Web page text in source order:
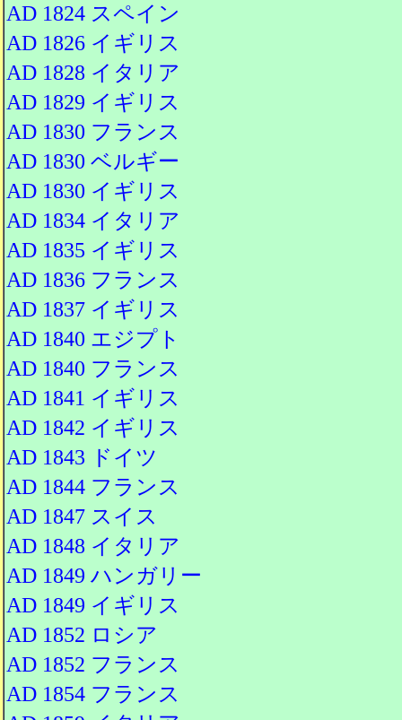
AD 1824 スペイン
AD 1826 イギリス
AD 1828 イタリア
AD 1829 イギリス
AD 1830 フランス
AD 1830 ベルギー
AD 1830 イギリス
AD 1834 イタリア
AD 1835 イギリス
AD 1836 フランス
AD 1837 イギリス
AD 1840 エジプト
AD 1840 フランス
AD 1841 イギリス
AD 1842 イギリス
AD 1843 ドイツ
AD 1844 フランス
AD 1847 スイス
AD 1848 イタリア
AD 1849 ハンガリー
AD 1849 イギリス
AD 1852 ロシア
AD 1852 フランス
AD 1854 フランス